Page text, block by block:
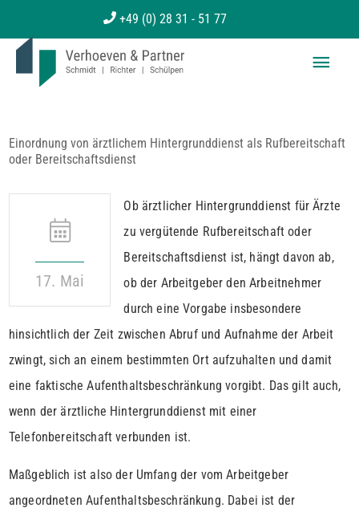
Inhalt
+49 (0) 28 31 - 51 77
Einordnung von ärztlichem Hintergrunddienst als Rufbereitschaft
oder Bereitschaftsdienst
17. Mai
Ob ärztlicher Hintergrunddienst für Ärzte
zu vergütende Rufbereitschaft oder
Bereitschaftsdienst ist, hängt davon ab,
ob der Arbeitgeber den Arbeitnehmer
durch eine Vorgabe insbesondere
hinsichtlich der Zeit zwischen Abruf und Aufnahme der Arbeit
zwingt, sich an einem bestimmten Ort aufzuhalten und damit
eine faktische Aufenthaltsbeschränkung vorgibt. Das gilt auch,
wenn der ärztliche Hintergrunddienst mit einer
Telefonbereitschaft verbunden ist.
Maßgeblich ist also der Umfang der vom Arbeitgeber
angeordneten Aufenthaltsbeschränkung. Dabei ist der